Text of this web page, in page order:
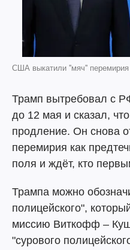
США выкатили ''мяч'' перемирия
Трамп вытребовал с
до 12 мая и сказал,
продление. Он снова
перемирия как
поля и ждёт, кто
Трампа можно
полицейского",
миссию Виткофф –
"сурового